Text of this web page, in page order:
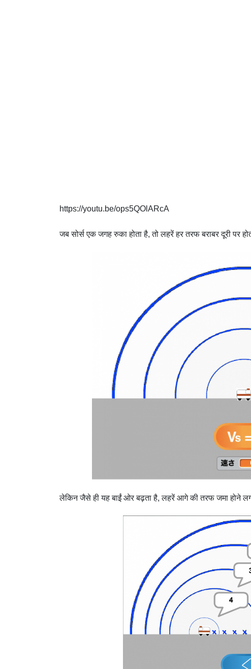
https://youtu.be/ops5QOlARcA
जब सोर्स एक जगह रुका होता है, तो लहरें हर तरफ बराबर दूरी पर
लेकिन जैसे ही यह बाईं ओर बढ़ता है, लहरें आगे की तरफ जमा होने